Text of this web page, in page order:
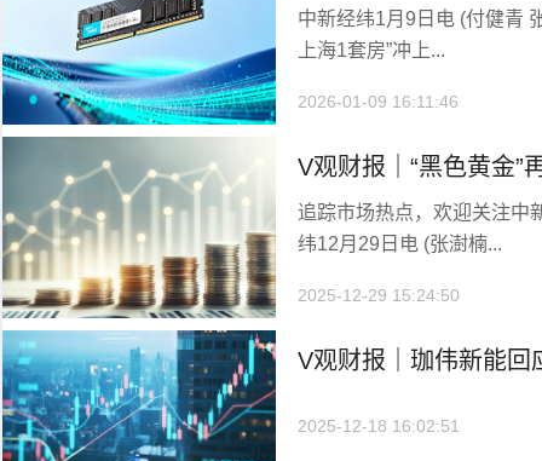
中新经纬1月9日电 (付健青
上海1套房”冲上...
2026-01-09 16:11:46
V观财报｜“黑色黄金”
停，“基本满产满销”
追踪市场热点，欢迎关注中
纬12月29日电 (张澍楠...
2025-12-29 15:24:50
V观财报｜珈伟新能回
项目
2025-12-18 16:02:51